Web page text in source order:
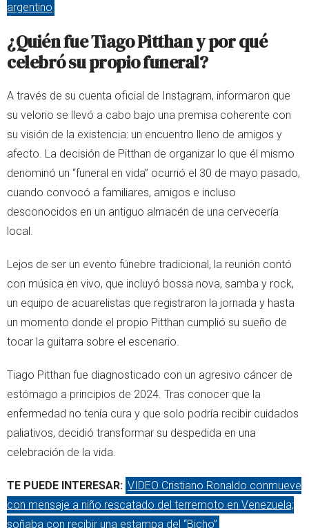
argentino
¿Quién fue Tiago Pitthan y por qué
celebró su propio funeral?
A través de su cuenta oficial de Instagram, informaron que
su velorio se llevó a cabo bajo una premisa coherente con
su visión de la existencia: un encuentro lleno de amigos y
afecto. La decisión de Pitthan de organizar lo que él mismo
denominó un “funeral en vida” ocurrió el 30 de mayo pasado,
cuando convocó a familiares, amigos e incluso
desconocidos en un antiguo almacén de una cervecería
local.
Lejos de ser un evento fúnebre tradicional, la reunión contó
con música en vivo, que incluyó bossa nova, samba y rock,
un equipo de acuarelistas que registraron la jornada y hasta
un momento donde el propio Pitthan cumplió su sueño de
tocar la guitarra sobre el escenario.
Tiago Pitthan fue diagnosticado con un agresivo cáncer de
estómago a principios de 2024. Tras conocer que la
enfermedad no tenía cura y que solo podría recibir cuidados
paliativos, decidió transformar su despedida en una
celebración de la vida.
TE PUEDE INTERESAR: VIDEO Cristiano Ronaldo conmueve
con mensaje a niño rescatado del terremoto en Venezuela;
soñaba con recibir una estampa del “Bicho”